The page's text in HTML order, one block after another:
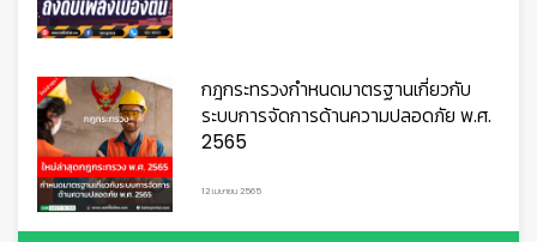
กฎกระทรวงกำหนดมาตรฐานเกี่ยวกับ
ระบบการจัดการด้านความปลอดภัย พ.ศ.
2565
12 เมษายน 2565